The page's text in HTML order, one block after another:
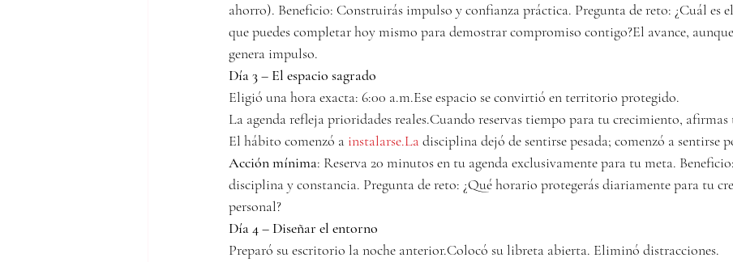
ahorro). Beneficio: Construirás impulso y confianza práctica. Pregunta de reto: ¿Cuál es
que puedes completar hoy mismo para demostrar compromiso contigo?El avance, aunque
genera impulso.
Día 3 – El espacio sagrado
Eligió una hora exacta: 6:00 a.m.Ese espacio se convirtió en territorio protegido.
La agenda refleja prioridades reales.Cuando reservas tiempo para tu crecimiento,
El hábito comenzó a instalarse.La disciplina dejó de sentirse pesada; comenzó a sentirse
Acción mínima: Reserva 20 minutos en tu agenda exclusivamente para tu meta.
disciplina y constancia. Pregunta de reto: ¿Qué horario protegerás diariamente para tu
personal?
Día 4 – Diseñar el entorno
Preparó su escritorio la noche anterior.Colocó su libreta abierta. Eliminó distracciones.